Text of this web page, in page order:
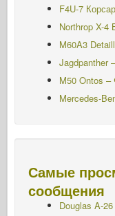
F4U-7
Northrop X-4
M60A3
Jagdpanther
M50 Ontos –
Mercedes-
Самые
сообщения
Douglas A-